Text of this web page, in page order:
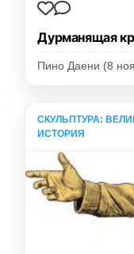
Дурманящая
Пино Даени (8
СКУЛЬПТУРА:
ИСТОРИЯ